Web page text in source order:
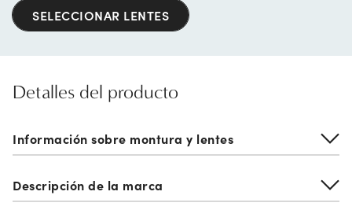
SELECCIONAR LENTES
Detalles del producto
Información sobre montura y lentes
Descripción de la marca